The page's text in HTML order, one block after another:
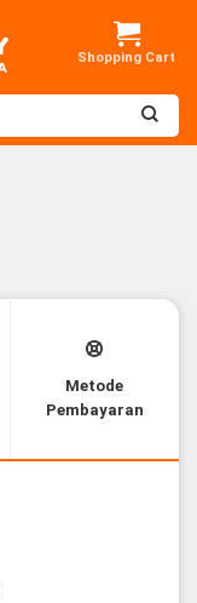
Metode
Pembayaran